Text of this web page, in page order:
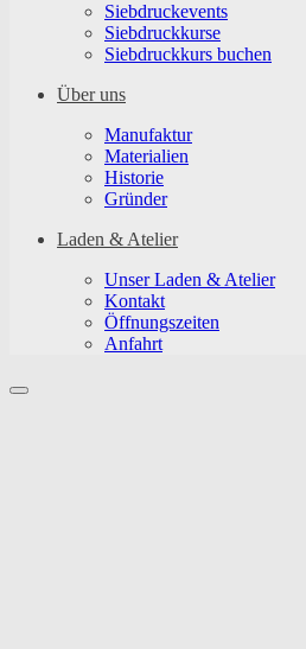
Siebdruckevents
Siebdruckkurse
Siebdruckkurs buchen
Über uns
Manufaktur
Materialien
Historie
Gründer
Laden & Atelier
Unser Laden & Atelier
Kontakt
Öffnungszeiten
Anfahrt